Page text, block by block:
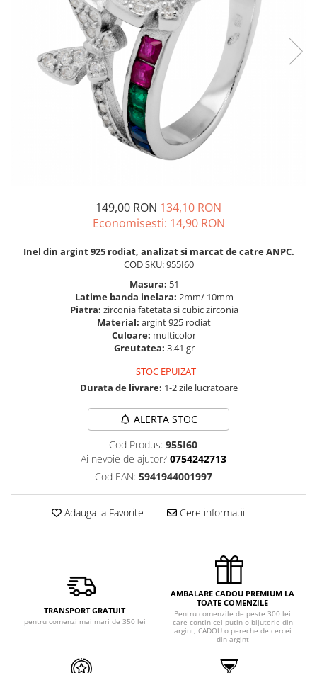
SETURI BIJUTERII
ACE DE CRAVATA
BRATARI PENTRU PICIOR
BRATARA TIP ROZARIU
LANTURI TIP ROZARIU
149,00 RON 134,10 RON
Economisesti: 14,90 RON
Inel din argint 925 rodiat, analizat si marcat de catre ANPC.
COD SKU: 955I60
Masura: 51
Latime banda inelara: 2mm/ 10mm
Piatra: zirconia fatetata si cubic zirconia
Material: argint 925 rodiat
Culoare: multicolor
Greutatea: 3.41 gr
STOC EPUIZAT
Durata de livrare: 1-2 zile lucratoare
ALERTA STOC
Cod Produs: 955I60
Ai nevoie de ajutor? 0754242713
Cod EAN: 5941944001997
Adauga la Favorite Cere informatii
TRANSPORT GRATUIT
pentru comenzi mai mari de 350 lei
AMBALARE CADOU PREMIUM LA
TOATE COMENZILE
Pentru comenzile de peste 300 lei
care contin cel putin o bijuterie din
argint, CADOU o pereche de cercei
din argint